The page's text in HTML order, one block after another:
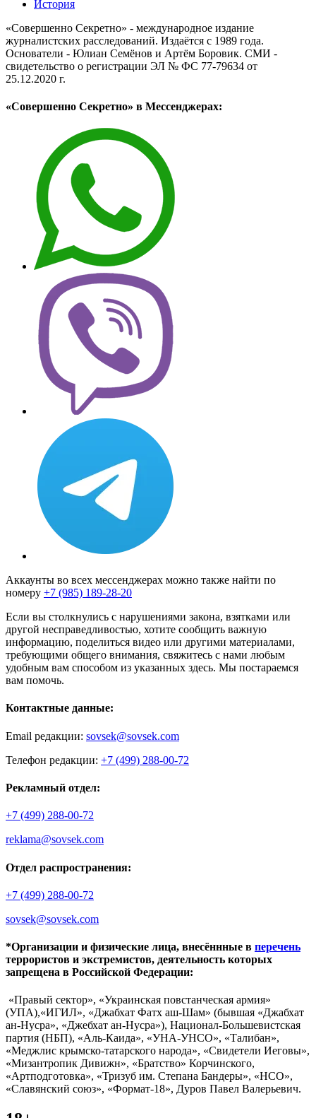
История
«Совершенно Секретно» - международное издание
журналистских расследований. Издаётся с 1989 года.
Основатели - Юлиан Семёнов и Артём Боровик. CМИ -
свидетельство о регистрации ЭЛ № ФС 77-79634 от
25.12.2020 г.
«Совершенно Секретно» в Мессенджерах:
Аккаунты во всех мессенджерах можно также найти по
номеру +7 (985) 189-28-20
Если вы столкнулись с нарушениями закона, взятками или
другой несправедливостью, хотите сообщить важную
информацию, поделиться видео или другими материалами,
требующими общего внимания, свяжитесь с нами любым
удобным вам способом из указанных здесь. Мы постараемся
вам помочь.
Контактные данные:
Email редакции: sovsek@sovsek.com
Телефон редакции: +7 (499) 288-00-72
Рекламный отдел:
+7 (499) 288-00-72
reklama@sovsek.com
Отдел распространения:
+7 (499) 288-00-72
sovsek@sovsek.com
*Организации и физические лица, внесённные в перечень
террористов и экстремистов, деятельность которых
запрещена в Российской Федерации:
«Правый сектор», «Украинская повстанческая армия»
(УПА),«ИГИЛ», «Джабхат Фатх аш-Шам» (бывшая «Джабхат
ан-Нусра», «Джебхат ан-Нусра»), Национал-Большевистская
партия (НБП), «Аль-Каида», «УНА-УНСО», «Талибан»,
«Меджлис крымско-татарского народа», «Свидетели Иеговы»,
«Мизантропик Дивижн», «Братство» Корчинского,
«Артподготовка», «Тризуб им. Степана Бандеры», «НСО»,
«Славянский союз», «Формат-18», Дуров Павел Валерьевич.